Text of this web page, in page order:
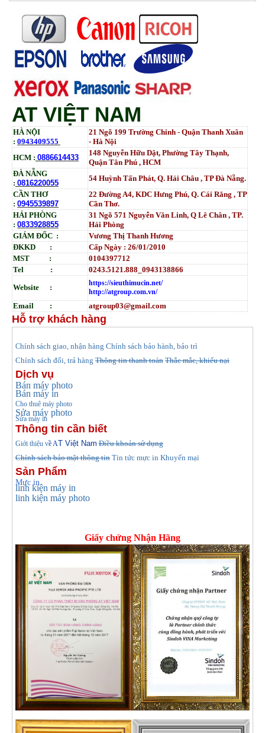
AT VIỆT NAM
HÀ NỘI
: 0943409555
21 Ngõ 199 Trường Chinh - Quận Thanh Xuân
- Hà Nội
HCM : 0886614433
148 Nguyễn Hữu Dật, Phường Tây Thạnh,
Quận Tân Phú , HCM
ĐÀ NẴNG
: 0816220055
54 Huỳnh Tấn Phát, Q. Hải Châu , TP Đà Nẵng.
CẦN THƠ
: 0945539897
22 Đường A4, KDC Hưng Phú, Q. Cái Răng , TP
Cần Thơ.
HẢI PHÒNG
: 0833928855
31 Ngõ 571 Nguyễn Văn Linh, Q Lê Chân , TP.
Hải Phòng
GIÁM ĐỐC :
Vương Thị Thanh Hương
ĐKKD :
Cấp Ngày : 26/01/2010
MST :
0104397712
Tel :
0243.5121.888_0943138866
Website :
https://sieuthimucin.net/
http://atgroup.com.vn/
Email : atgroup03@gmail.com
Hỗ trợ khách hàng
Chính sách giao, nhận hàng Chính sách bảo hành, bảo trì
Chính sách đổi, trả hàng Thông tin thanh toán Thắc mắc, khiếu nại
Dịch vụ
Bán máy photo
Bán máy in
Cho thuê máy photo
Sửa máy photo
Sửa máy in
Thông tin cần biết
Giới thiệu về AT Việt Nam Điều khoản sử dụng
Chính sách bảo mật thông tin Tin tức mực in Khuyến mại
Sản Phẩm
Mực in
linh kiện máy in
linh kiện máy photo
Giấy chứng Nhận Hãng